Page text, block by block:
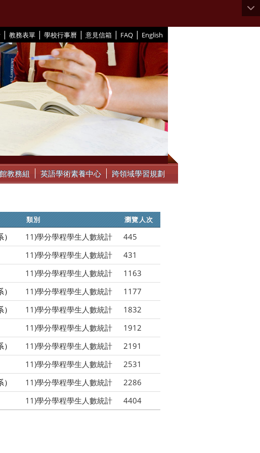
| 教務表單 | 學校行事曆 | 意見信箱 | FAQ | English
教務組 英語學術素養中心 跨領域學習規劃
類別 瀏覽人次
11)學分學程學生人數統計
445
11)學分學程學生人數統計
431
11)學分學程學生人數統計
1163
11)學分學程學生人數統計
1177
11)學分學程學生人數統計
1832
11)學分學程學生人數統計
1912
11)學分學程學生人數統計
2191
11)學分學程學生人數統計
2531
11)學分學程學生人數統計
2286
11)學分學程學生人數統計 4404